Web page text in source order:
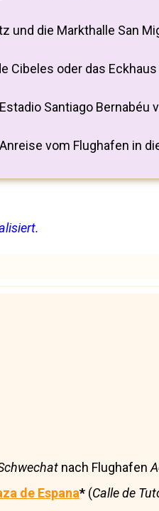
und die Markthalle San
Cibeles oder das
Santiago Bernabéu
vom Flughafen in
nach Flughafen
de Espana* (Calle de